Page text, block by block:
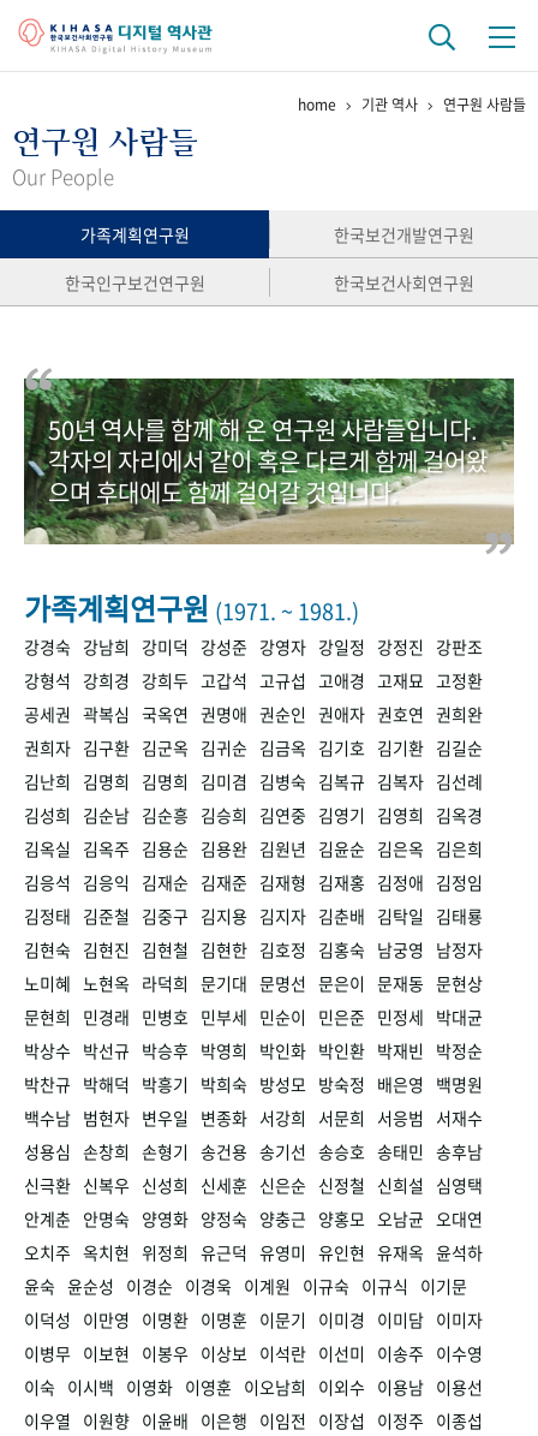
걸어온 길 기관 변천사
연구 역사
정책과 연구 키워드로 보는 연구 역사
연구자들
간행물 변천사
기록물 아카이브
사진 아카이브 문서 기록물 행정박물 영상 기록물
50+1주년 기념
+1
VR 역사관
home 기관 역사 연구원 사람들
연구원 사람들
Our People
가족계획연구원
한국보건개발연구원
한국인구보건연구원
한국보건사회연구원
50년 역사를 함께 해 온 연구원 사람들입니다.
각자의 자리에서 같이 혹은 다르게 함께 걸어왔
으며 후대에도 함께 걸어갈 것입니다.
가족계획연구원 (1971. ~ 1981.)
강경숙 강남희 강미덕 강성준 강영자 강일정 강정진
강판조
강형석
강희경 강희두 고갑석 고규섭 고애경 고재묘 고정환
공세권 곽복심 국옥연 권명애 권순인 권애자 권호연 권희완
권희자 김구환 김군옥 김귀순 김금옥 김기호 김기환 김길순
김난희
김명희 김명희 김미겸 김병숙 김복규 김복자 김선례
김성희
김순남 김순흥 김승희 김연중 김영기 김영희
김옥경
김옥실
김옥주 김용순 김용완 김원년 김윤순 김은옥 김은희
김응석
김응익 김재순 김재준 김재형 김재홍 김정애 김정임
김정태 김준철 김중구 김지용 김지자 김춘배 김탁일
김태룡
김현숙 김현진 김현철 김현한 김호정 김홍숙 남궁영
남정자
노미혜 노현옥 라덕희 문기대 문명선 문은이 문재동 문현상
문현희
민경래 민병호 민부세 민순이 민은준 민정세 박대균
박상수 박선규 박승후 박영희 박인화 박인환 박재빈
박정순
박찬규 박해덕 박흥기 박희숙 방성모 방숙정 배은영
백명원
백수남 범현자 변우일 변종화 서강희 서문희 서응범
서재수
성용심 손창희 손형기 송건용 송기선 송승호 송태민 송후남
신극환 신복우 신성희 신세훈 신은순 신정철 신희설
심영택
안계춘 안명숙 양영화 양정숙 양충근 양홍모 오남균 오대연
오치주 옥치현 위정희 유근덕 유영미 유인현 유재옥 윤석하
윤숙 윤순성 이경순 이경욱 이계원 이규숙 이규식
이기문
이덕성
이만영 이명환 이명훈 이문기 이미경 이미담 이미자
이병무 이보현 이봉우 이상보 이석란 이선미 이송주 이수영
이숙 이시백 이영화 이영훈 이오남희 이외수 이용남 이용선
이우열
이원향 이윤배 이은행 이임전 이장섭 이정주 이종섭